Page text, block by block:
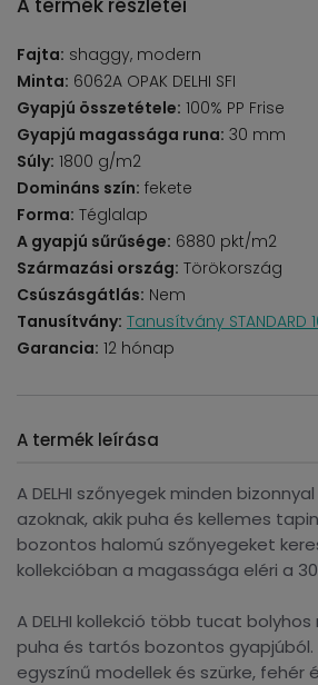
A termék részletei
Fajta: shaggy, modern
Minta: 6062A OPAK DELHI SFI
Gyapjú összetétele: 100% PP Frise
Gyapjú magassága runa: 30 mm
Súly: 1800 g/m2
Domináns szín: fekete
Forma: Téglalap
A gyapjú sűrűsége: 6880 pkt/m2
Származási ország: Törökország
Csúszásgátlás: Nem
Tanusítvány: Tanusítvány STANDARD
Garancia: 12 hónap
A termék leírása
A DELHI szőnyegek minden
azoknak, akik puha és kellemes
bozontos halomú szőnyegeket
kollekcióban a magassága eléri a
A DELHI kollekció több tucat
puha és tartós bozontos gyapjúból.
egyszínű modellek és szürke, fehér